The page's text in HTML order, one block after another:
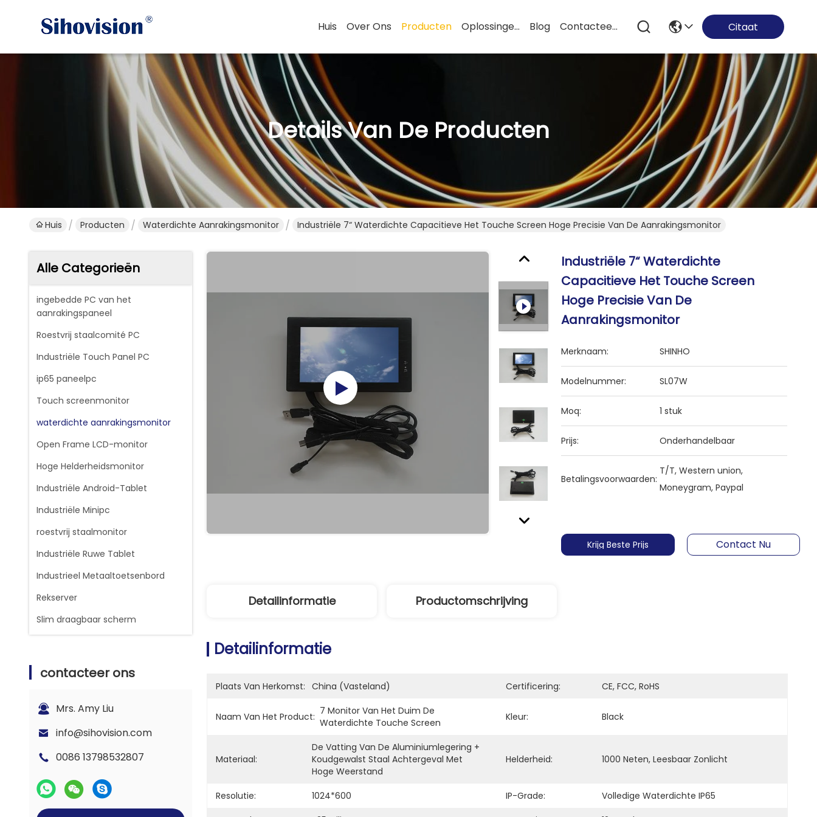
Huis Over Ons Producten Oplossingen Blog Contacteer Ons Citaat
Details Van De Producten
Huis Producten Waterdichte Aanrakingsmonitor Industriële 7“ Waterdichte Capacitieve Het Touche Screen Hoge Precisie Van De Aanrakingsmonitor
Alle Categorieën
ingebedde PC van het
aanrakingspaneel
Roestvrij staalcomité PC
Industriële Touch Panel PC
ip65 paneelpc
Touch screenmonitor
waterdichte aanrakingsmonitor
Open Frame LCD-monitor
Hoge Helderheidsmonitor
Industriële Android-Tablet
Industriële Minipc
roestvrij staalmonitor
Industriële Ruwe Tablet
Industrieel Metaaltoetsenbord
Rekserver
Slim draagbaar scherm
contacteer ons
Mrs. Amy Liu
info@sihovision.com
0086 13798532807
Industriële 7“ Waterdichte
Capacitieve Het Touche Screen
Hoge Precisie Van De
Aanrakingsmonitor
Merknaam: SHINHO
Modelnummer: SL07W
Moq: 1 stuk
Prijs: Onderhandelbaar
Betalingsvoorwaarden:
T/T, Western union,
Moneygram, Paypal
Krijg Beste Prijs Contact Nu
Detailinformatie Productomschrijving
Detailinformatie
Plaats Van Herkomst: China (vasteland) Certificering: CE, FCC, RoHS
Naam Van Het Product: 7 Monitor Van Het Duim De
Waterdichte Touche Screen
Kleur: Black
Materiaal:
De Vatting Van De Aluminiumlegering +
Koudgewalst Staal Achtergeval Met
Hoge Weerstand
Helderheid: 1000 Neten, Leesbaar Zonlicht
Resolutie: 1024*600 IP-Grade:
Volledige Waterdichte IP65